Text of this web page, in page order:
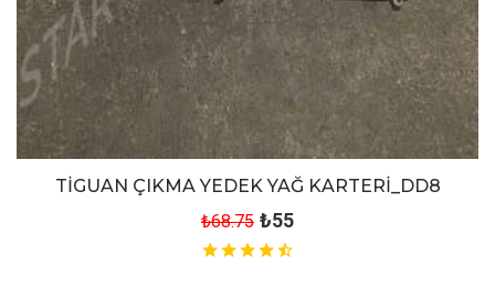
TİGUAN ÇIKMA YEDEK YAĞ KARTERİ_DD8
₺68.75 ₺55